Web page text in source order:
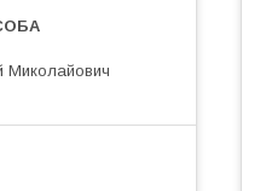
Миколайович